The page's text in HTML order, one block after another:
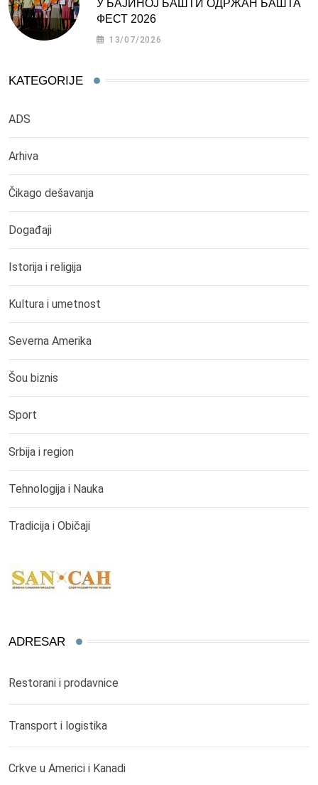
У БАЈИНОЈ БАШТИ ОДРЖАН БАШТА
ФЕСТ 2026
13/07/2026
KATEGORIJE
ADS
Arhiva
Čikago dešavanja
Događaji
Istorija i religija
Kultura i umetnost
Severna Amerika
Šou biznis
Sport
Srbija i region
Tehnologija i Nauka
Tradicija i Običaji
ADRESAR
Restorani i prodavnice
Transport i logistika
Crkve u Americi i Kanadi